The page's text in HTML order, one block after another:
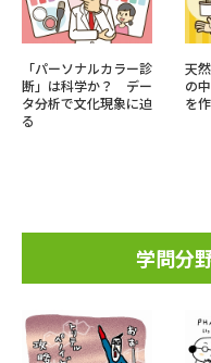
「パーソナルカラー診
断」は科学か？ デー
タ分析で文化現象に迫
る
天
の
を
学問分